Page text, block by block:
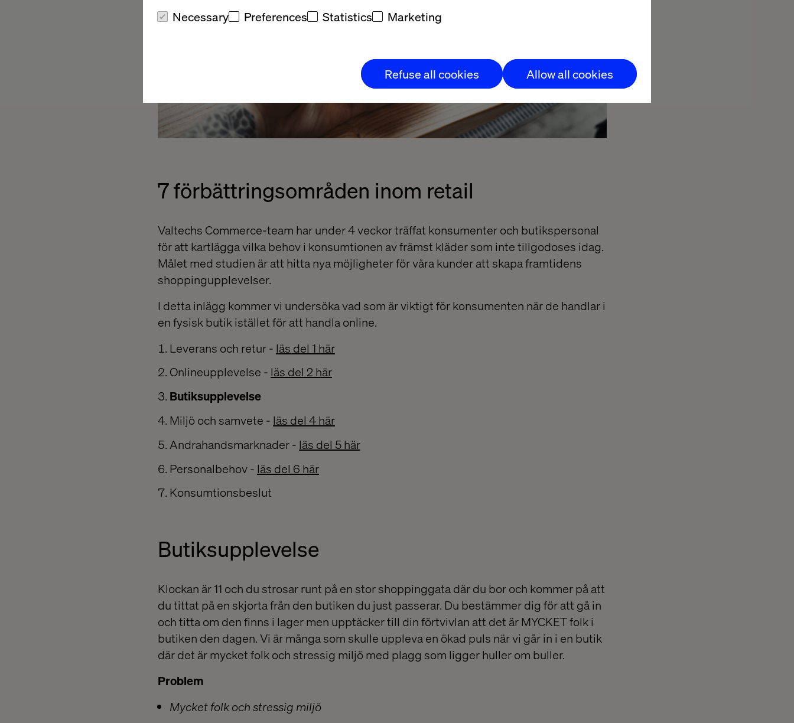
Necessary Preferences Statistics Marketing
Refuse all cookies Allow all cookies
7 förbättringsområden inom retail
Valtechs Commerce-team har under 4 veckor träffat konsumenter och butikspersonal
för att kartlägga vilka behov i konsumtionen av främst kläder som inte tillgodoses idag.
Målet med studien är att hitta nya möjligheter för våra kunder att skapa framtidens
shoppingupplevelser.
I detta inlägg kommer vi undersöka vad som är viktigt för konsumenten när de handlar i
en fysisk butik istället för att handla online.
Leverans och retur - läs del 1 här
Onlineupplevelse - läs del 2 här
Butiksupplevelse
Miljö och samvete - läs del 4 här
Andrahandsmarknader - läs del 5 här
Personalbehov - läs del 6 här
Konsumtionsbeslut
Butiksupplevelse
Klockan är 11 och du strosar runt på en stor shoppinggata där du bor och kommer på att
du tittat på en skjorta från den butiken du just passerar. Du bestämmer dig för att gå in
och titta om den finns i lager men upptäcker till din förtvivlan att det är MYCKET folk i
butiken den dagen. Vi är många som skulle uppleva en ökad puls när vi går in i en butik
där det är mycket folk och stressig miljö med plagg som ligger huller om buller.
Problem
Mycket folk och stressig miljö